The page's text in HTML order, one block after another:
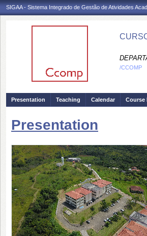
SIGAA - Sistema Integrado de Gestão de Atividades
/CCOMP
Presentation Teaching Calendar Course
Presentation